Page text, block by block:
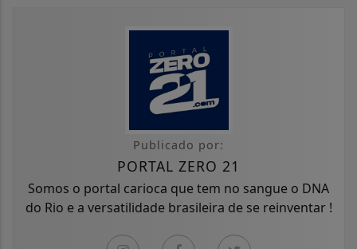
Publicado por:
PORTAL ZERO 21
Somos o portal carioca que tem no sangue o DNA
do Rio e a versatilidade brasileira de se reinventar !